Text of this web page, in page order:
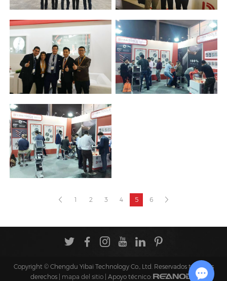
1 2 3 4 5 6
Copyright © Chengdu Yibai Technology Co., Ltd. Reservados todos los
derechos | mapa del sitio | Apoyo técnico: